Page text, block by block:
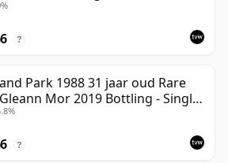
?
Park 1988 31 jaar oud Rare
Mor 2019 Bottling - Single
?